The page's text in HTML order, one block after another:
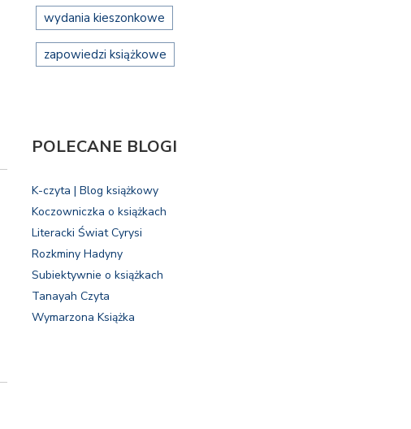
wydania kieszonkowe
zapowiedzi książkowe
POLECANE BLOGI
K-czyta | Blog książkowy
Koczowniczka o książkach
Literacki Świat Cyrysi
Rozkminy Hadyny
Subiektywnie o książkach
Tanayah Czyta
Wymarzona Książka